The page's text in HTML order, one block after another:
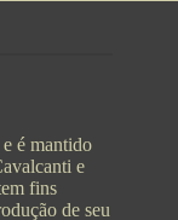
é mantido
e
fins
de seu